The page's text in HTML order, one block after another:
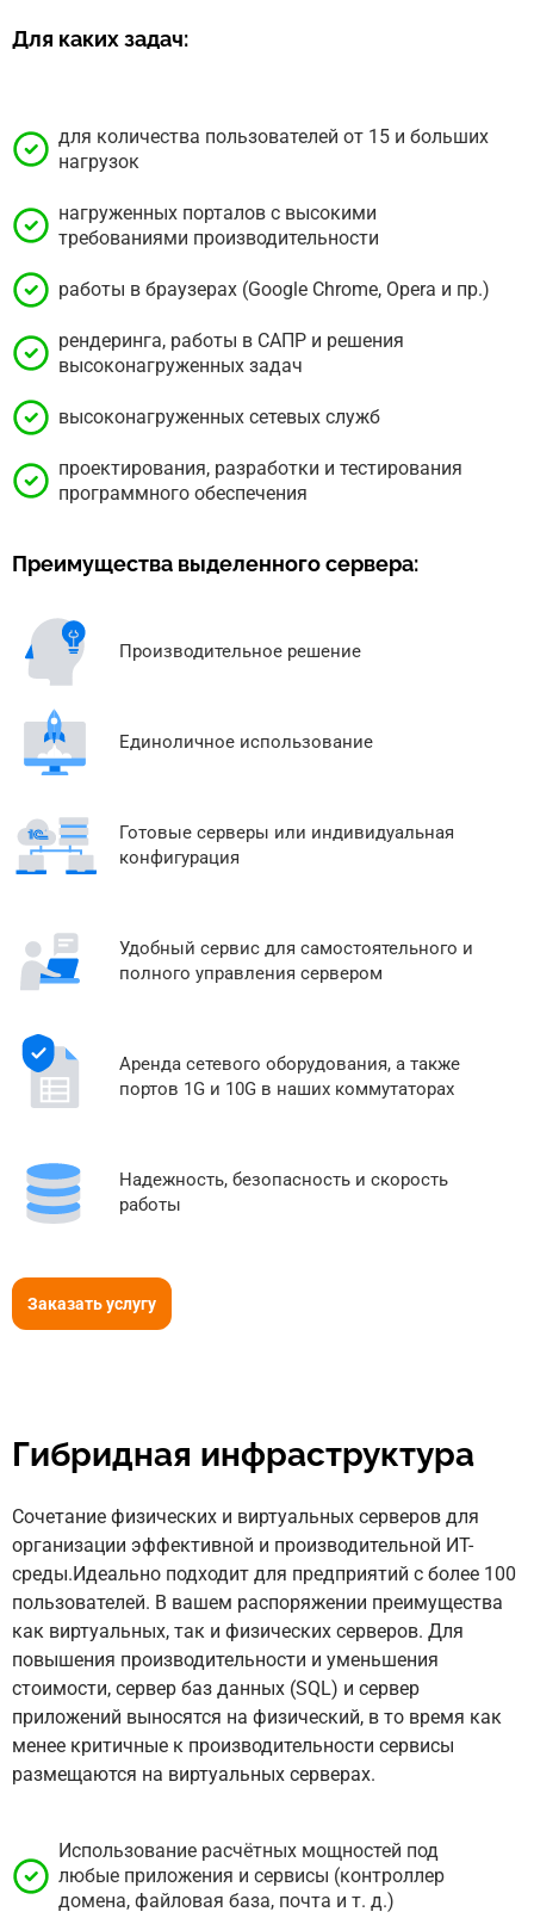
Для каких задач:
для количества пользователей от 15 и больших
нагрузок
нагруженных порталов с высокими
требованиями производительности
работы в браузерах (Google Chrome, Opera и пр.)
рендеринга, работы в САПР и решения
высоконагруженных задач
высоконагруженных сетевых служб
проектирования, разработки и тестирования
программного обеспечения
Преимущества выделенного сервера:
Производительное решение
Единоличное использование
Готовые серверы или индивидуальная
конфигурация
Удобный сервис для самостоятельного и
полного управления сервером
Аренда сетевого оборудования, а также
портов 1G и 10G в наших коммутаторах
Надежность, безопасность и скорость
работы
Заказать услугу
Гибридная инфраструктура
Сочетание физических и виртуальных серверов для
организации эффективной и производительной ИТ-
среды.Идеально подходит для предприятий с более 100
пользователей. В вашем распоряжении преимущества
как виртуальных, так и физических серверов. Для
повышения производительности и уменьшения
стоимости, сервер баз данных (SQL) и сервер
приложений выносятся на физический, в то время как
менее критичные к производительности сервисы
размещаются на виртуальных серверах.
Использование расчётных мощностей под
любые приложения и сервисы (контроллер
домена, файловая база, почта и т. д.)